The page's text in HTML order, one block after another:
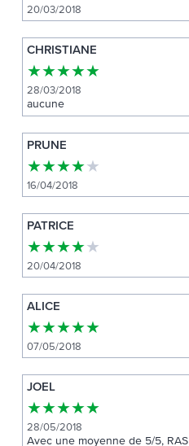
20/03/2018
CHRISTIANE
★★★★★
28/03/2018
aucune
PRUNE
★★★★★
16/04/2018
PATRICE
★★★★★
20/04/2018
ALICE
★★★★★
07/05/2018
JOEL
★★★★★
28/05/2018
Avec une moyenne de 5/5, RAS